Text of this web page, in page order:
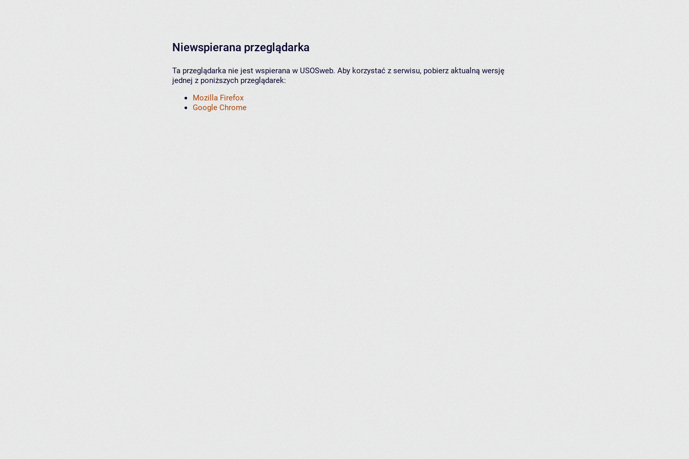
Niewspierana przeglądarka
Ta przeglądarka nie jest wspierana w USOSweb. Aby korzystać z serwisu, pobierz aktualną wersję
jednej z poniższych przeglądarek:
Mozilla Firefox
Google Chrome